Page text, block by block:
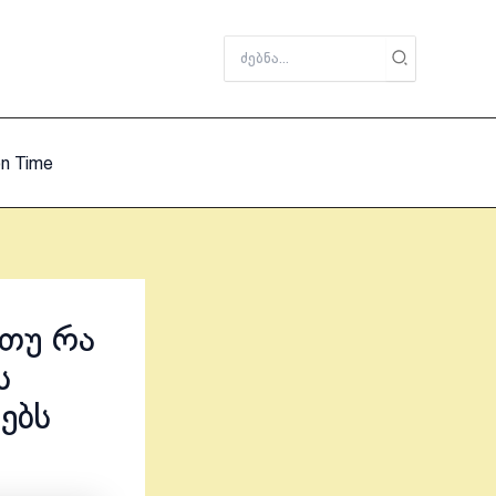
for:
Time
თუ რა